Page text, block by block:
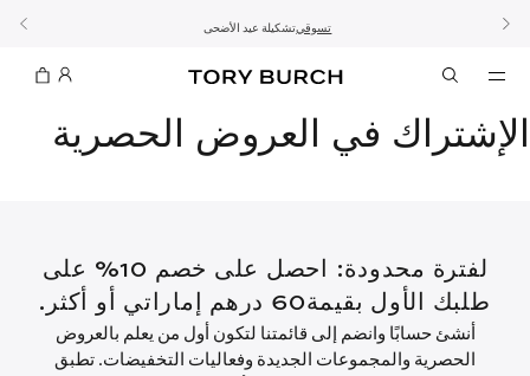
الموسم الجديد: إطلالات العمل تسوّقي التشكيلة تشكيلة عيد الأضحىتسوقي
الطلب الآن للتوصيل قبل العيد10% على أول طلب لك بقيمة 60 دينار كويتي أو أكثر
الإشتراك في العروض الحصرية
لفترة محدودة: احصل على خصم 10% على
طلبك الأول بقيمة60 درهم إماراتي أو أكثر.
أنشئ حسابًا وانضم إلى قائمتنا لتكون أول من يعلم بالعروض
الحصرية والمجموعات الجديدة وفعاليات التخفيضات. تطبق